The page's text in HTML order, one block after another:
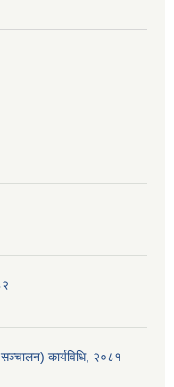
कार्यविधि, २०८१